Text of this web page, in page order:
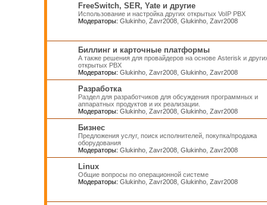
FreeSwitch, SER, Yate и другие
Использование и настройка других открытых VoIP PBX
Модераторы: Glukinho, Zavr2008, Glukinho, Zavr2008
Биллинг и карточные платформы
А также решения для провайдеров на основе Asterisk и
открытых PBX
Модераторы: Glukinho, Zavr2008, Glukinho, Zavr2008
Разработка
Раздел для разработчиков для обсуждения программных и
аппаратных продуктов и их реализации.
Модераторы: Glukinho, Zavr2008, Glukinho, Zavr2008
Бизнес
Предложения услуг, поиск исполнителей, покупка/продажа
оборудования
Модераторы: Glukinho, Zavr2008, Glukinho, Zavr2008
Linux
Общие вопросы по операционной системе
Модераторы: Glukinho, Zavr2008, Glukinho, Zavr2008